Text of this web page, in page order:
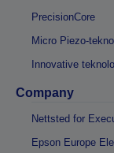
PrecisionCore
Micro Piezo-
Innovative
Company
Nettsted for
Epson Europe